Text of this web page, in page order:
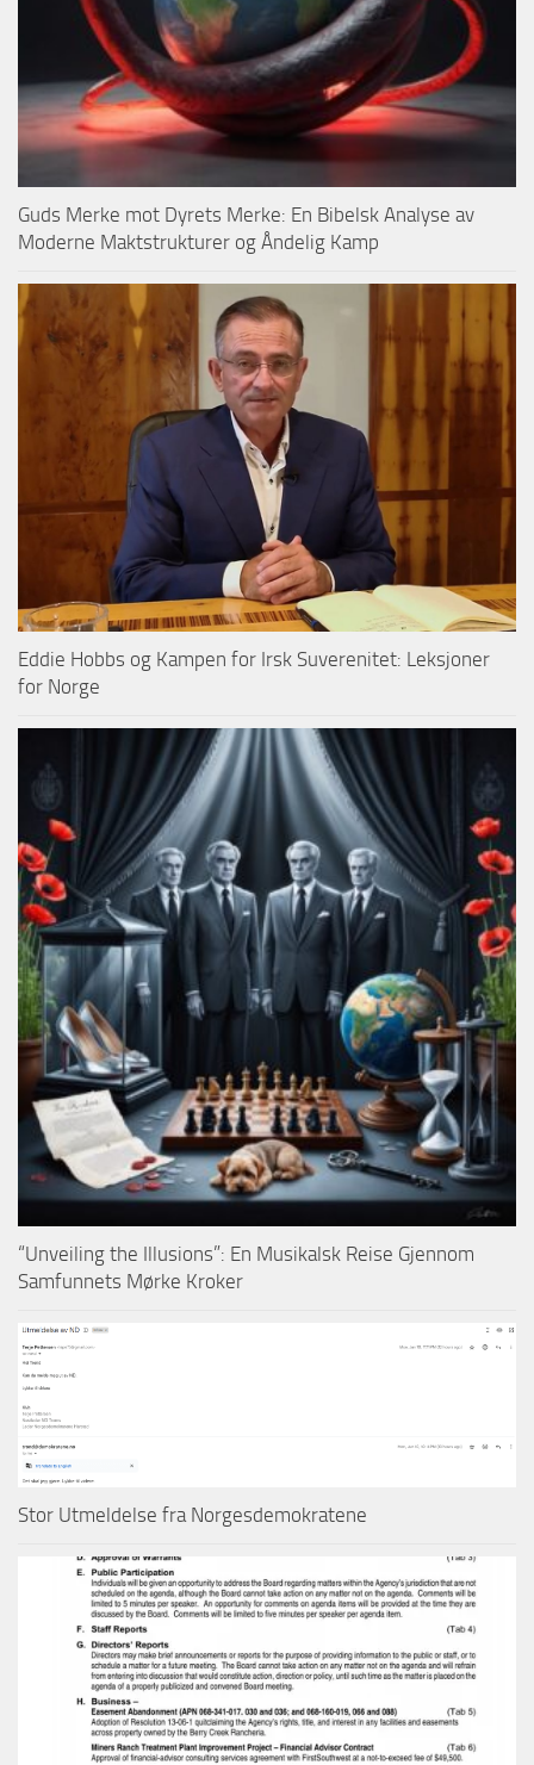
Guds Merke mot Dyrets Merke: En Bibelsk Analyse av
Moderne Maktstrukturer og Åndelig Kamp
Eddie Hobbs og Kampen for Irsk Suverenitet: Leksjoner
for Norge
“Unveiling the Illusions”: En Musikalsk Reise Gjennom
Samfunnets Mørke Kroker
Stor Utmeldelse fra Norgesdemokratene